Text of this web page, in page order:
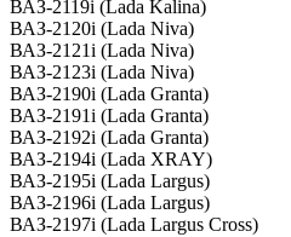
ВАЗ-2119i (Lada Kalina)
ВАЗ-2120i (Lada Niva)
ВАЗ-2121i (Lada Niva)
ВАЗ-2123i (Lada Niva)
ВАЗ-2190i (Lada Granta)
ВАЗ-2191i (Lada Granta)
ВАЗ-2192i (Lada Granta)
ВАЗ-2194i (Lada XRAY)
ВАЗ-2195i (Lada Largus)
ВАЗ-2196i (Lada Largus)
ВАЗ-2197i (Lada Largus Cross)